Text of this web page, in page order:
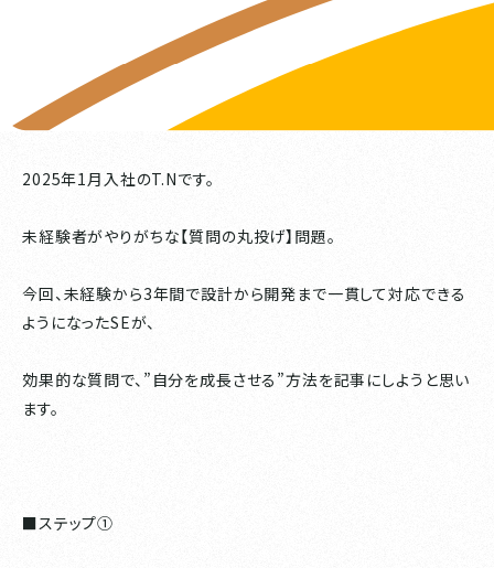
2025年1月入社のT.Nです。
未経験者がやりがちな【質問の丸投げ】問題。
今回、未経験から3年間で設計から開発まで一貫して対応できる
ようになったSEが、
効果的な質問で、”自分を成長させる”方法を記事にしようと思い
ます。
■ステップ①